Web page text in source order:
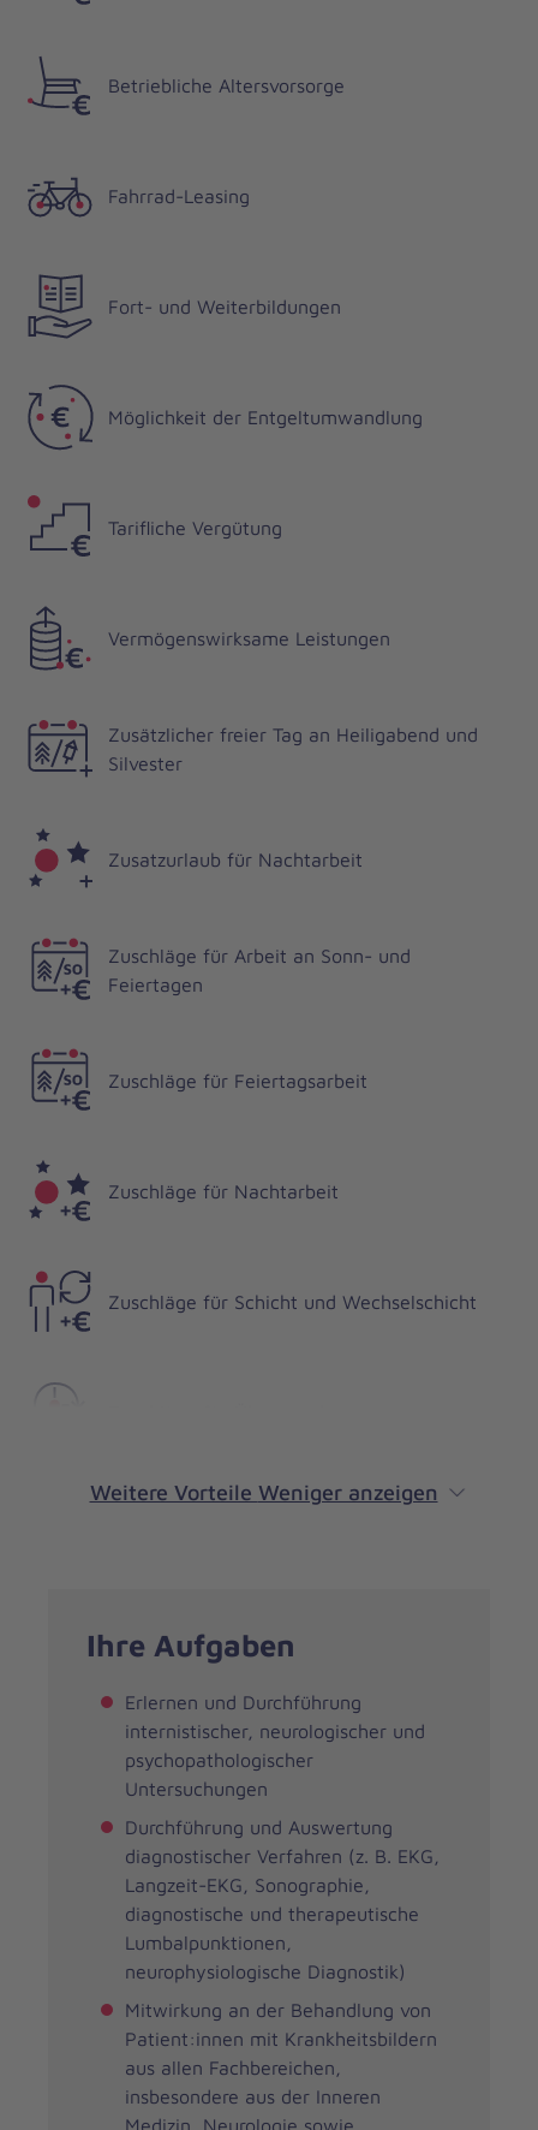
Betriebliche Altersvorsorge
Fahrrad-Leasing
Fort- und Weiterbildungen
Möglichkeit der Entgeltumwandlung
Tarifliche Vergütung
Vermögenswirksame Leistungen
Zusätzlicher freier Tag an Heiligabend und
Silvester
Zusatzurlaub für Nachtarbeit
Zuschläge für Arbeit an Sonn- und
Feiertagen
Zuschläge für Feiertagsarbeit
Zuschläge für Nachtarbeit
Zuschläge für Schicht und Wechselschicht
Weitere Vorteile Weniger anzeigen
Ihre Aufgaben
Erlernen und Durchführung
internistischer, neurologischer und
psychopathologischer
Untersuchungen
Durchführung und Auswertung
diagnostischer Verfahren (z. B. EKG,
Langzeit-EKG, Sonographie,
diagnostische und therapeutische
Lumbalpunktionen,
neurophysiologische Diagnostik)
Mitwirkung an der Behandlung von
Patient:innen mit Krankheitsbildern
aus allen Fachbereichen,
insbesondere aus der Inneren
Medizin, Neurologie sowie